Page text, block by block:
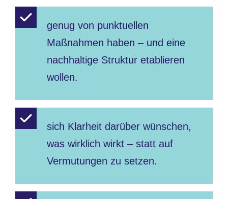
genug von punktuellen
Maßnahmen haben – und eine
nachhaltige Struktur etablieren
wollen.
sich Klarheit darüber wünschen,
was wirklich wirkt – statt auf
Vermutungen zu setzen.